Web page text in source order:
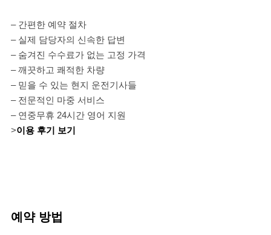
– 간편한 예약 절차
– 실제 담당자의 신속한 답변
– 숨겨진 수수료가 없는 고정 가격
– 깨끗하고 쾌적한 차량
– 믿을 수 있는 현지 운전기사들
– 전문적인 마중 서비스
– 연중무휴 24시간 영어 지원
>이용 후기 보기
예약 방법